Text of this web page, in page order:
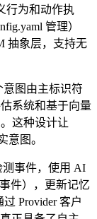
行为和动作执
管理）
抽象层，支持无
图由主标识符
系统和基于向量
这种设计让
意图。
测事件，使用 AI
件），更新记忆
Provider 客户